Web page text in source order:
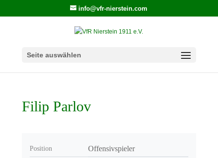
info@vfr-nierstein.com
Seite auswählen
Filip Parlov
Position Offensivspieler